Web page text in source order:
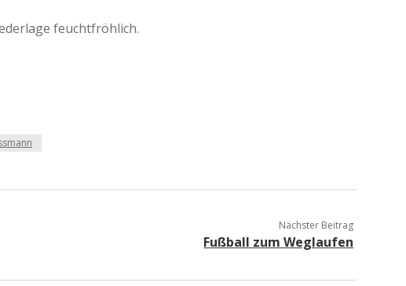
a
e
feuchtfröhlich.
Nächster Beitrag
Fußball zum Weglaufen